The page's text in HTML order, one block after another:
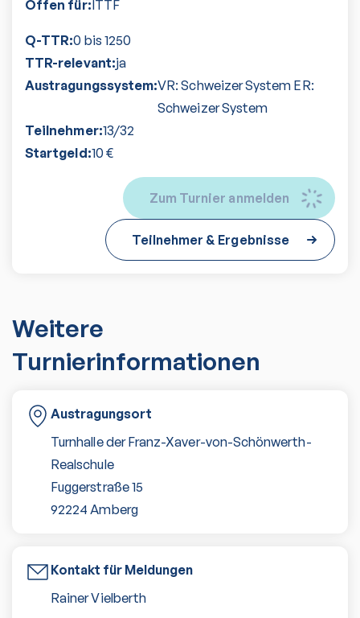
Offen für:ITTF
Q-TTR:0 bis 1250
TTR-relevant:ja
Austragungssystem:VR: Schweizer System ER:
Schweizer System
Teilnehmer:13/32
Startgeld:10 €
Zum Turnier anmelden
Teilnehmer & Ergebnisse
Weitere
Turnierinformationen
Austragungsort
Turnhalle der Franz-Xaver-von-Schönwerth-
Realschule
Fuggerstraße 15
92224 Amberg
Kontakt für Meldungen
Rainer Vielberth